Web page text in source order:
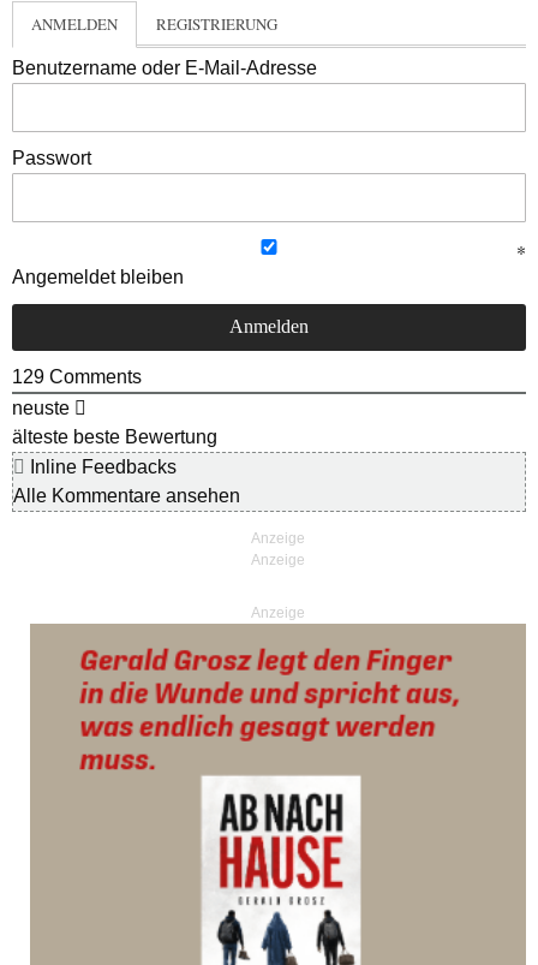
ANMELDEN REGISTRIERUNG
Benutzername oder E-Mail-Adresse
Passwort
Angemeldet bleiben
129 Comments
neuste
älteste beste Bewertung
Inline Feedbacks
Alle Kommentare ansehen
Anzeige